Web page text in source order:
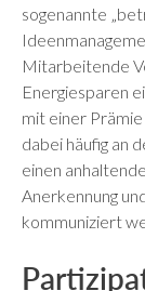
sogenannte
Mitarbeitende
Energiesparen
mit einer
dabei häufig an
einen
Anerkennung
kommuniziert